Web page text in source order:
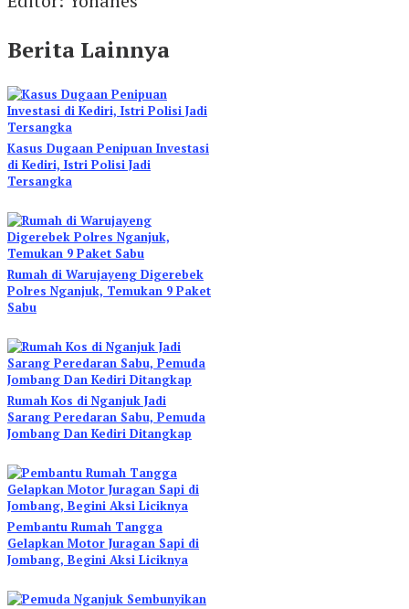
Berita Lainnya
Kasus Dugaan Penipuan Investasi
di Kediri, Istri Polisi Jadi
Tersangka
Rumah di Warujayeng Digerebek
Polres Nganjuk, Temukan 9 Paket
Sabu
Rumah Kos di Nganjuk Jadi
Sarang Peredaran Sabu, Pemuda
Jombang Dan Kediri Ditangkap
Pembantu Rumah Tangga
Gelapkan Motor Juragan Sapi di
Jombang, Begini Aksi Liciknya